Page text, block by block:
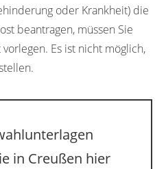
oder Krankheit) die
beantragen, müssen Sie
Es ist nicht möglich,
in Creußen hier